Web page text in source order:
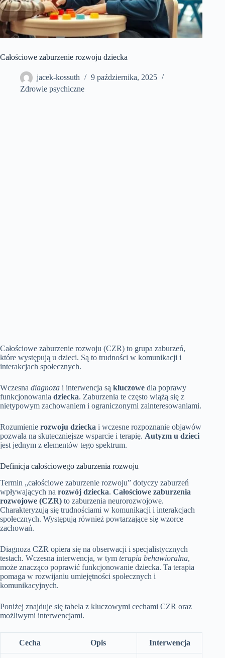
Całościowe zaburzenie rozwoju dziecka
jacek-kossuth
9 października, 2025
Zdrowie psychiczne
Całościowe zaburzenie rozwoju (CZR) to grupa zaburzeń,
które występują u dzieci. Są to trudności w komunikacji i
interakcjach społecznych.
Wczesna diagnoza i interwencja są kluczowe dla poprawy
funkcjonowania dziecka. Zaburzenia te często wiążą się z
nietypowym zachowaniem i ograniczonymi zainteresowaniami.
Rozumienie rozwoju dziecka i wczesne rozpoznanie objawów
pozwala na skuteczniejsze wsparcie i terapię. Autyzm u dzieci
jest jednym z elementów tego spektrum.
Definicja całościowego zaburzenia rozwoju
Termin „całościowe zaburzenie rozwoju” dotyczy zaburzeń
wpływających na rozwój dziecka. Całościowe zaburzenia
rozwojowe (CZR) to zaburzenia neurorozwojowe.
Charakteryzują się trudnościami w komunikacji i interakcjach
społecznych. Występują również powtarzające się wzorce
zachowań.
Diagnoza CZR opiera się na obserwacji i specjalistycznych
testach. Wczesna interwencja, w tym terapia behawioralna,
może znacząco poprawić funkcjonowanie dziecka. Ta terapia
pomaga w rozwijaniu umiejętności społecznych i
komunikacyjnych.
Poniżej znajduje się tabela z kluczowymi cechami CZR oraz
możliwymi interwencjami.
Cecha Opis Interwencja